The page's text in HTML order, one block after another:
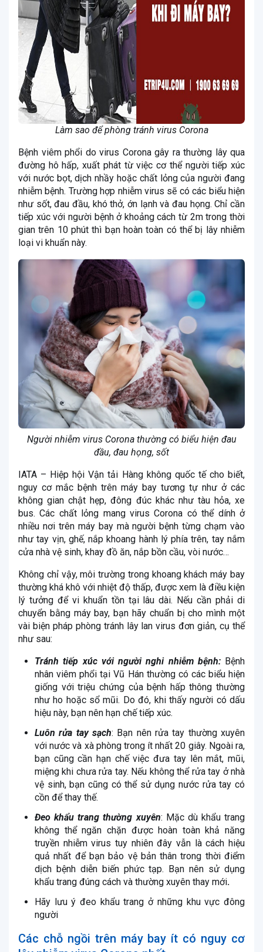
Làm sao để phòng tránh virus Corona
Bệnh viêm phổi do virus Corona gây ra thường lây qua
đường hô hấp, xuất phát từ việc cơ thể người tiếp xúc
với nước bọt, dịch nhầy hoặc chất lỏng của người đang
nhiễm bệnh. Trường hợp nhiễm virus sẽ có các biểu hiện
như sốt, đau đầu, khó thở, ớn lạnh và đau họng. Chỉ cần
tiếp xúc với người bệnh ở khoảng cách từ 2m trong thời
gian trên 10 phút thì bạn hoàn toàn có thể bị lây nhiễm
loại vi khuẩn này.
Người nhiễm virus Corona thường có biểu hiện đau
đầu, đau họng, sốt
IATA – Hiệp hội Vận tải Hàng không quốc tế cho biết,
nguy cơ mắc bệnh trên máy bay tương tự như ở các
không gian chật hẹp, đông đúc khác như tàu hỏa, xe
bus. Các chất lỏng mang virus Corona có thể dính ở
nhiều nơi trên máy bay mà người bệnh từng chạm vào
như tay vịn, ghế, nắp khoang hành lý phía trên, tay nắm
cửa nhà vệ sinh, khay đồ ăn, nắp bồn cầu, vòi nước…
Không chỉ vậy, môi trường trong khoang khách máy bay
thường khá khô với nhiệt độ thấp, được xem là điều kiện
lý tưởng để vi khuẩn tồn tại lâu dài. Nếu cần phải di
chuyển bằng máy bay, bạn hãy chuẩn bị cho mình một
vài biện pháp phòng tránh lây lan virus đơn giản, cụ thể
như sau:
Tránh tiếp xúc với người nghi nhiễm bệnh:Bệnh
nhân viêm phổi tại Vũ Hán thường có các biểu hiện
giống với triệu chứng của bệnh hấp thông thường
như ho hoặc sổ mũi. Do đó, khi thấy người có dấu
hiệu này, bạn nên hạn chế tiếp xúc.
Luôn rửa tay sạch: Bạn nên rửa tay thường xuyên
với nước và xà phòng trong ít nhất 20 giây. Ngoài ra,
bạn cũng cần hạn chế việc đưa tay lên mắt, mũi,
miệng khi chưa rửa tay. Nếu không thể rửa tay ở nhà
vệ sinh, bạn cũng có thể sử dụng nước rửa tay có
cồn để thay thế.
Đeo khẩu trang thường xuyên: Mặc dù khẩu trang
không thể ngăn chặn được hoàn toàn khả năng
truyền nhiễm virus tuy nhiên đây vẫn là cách hiệu
quả nhất để bạn bảo vệ bản thân trong thời điểm
dịch bệnh diễn biến phức tạp. Bạn nên sử dụng
khẩu trang đúng cách và thường xuyên thay mới.
Hãy lưu ý đeo khẩu trang ở những khu vực đông
người
Các chỗ ngồi trên máy bay ít có nguy cơ